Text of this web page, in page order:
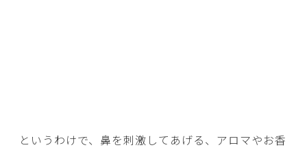
というわけで、鼻を刺激してあげる、アロマやお香